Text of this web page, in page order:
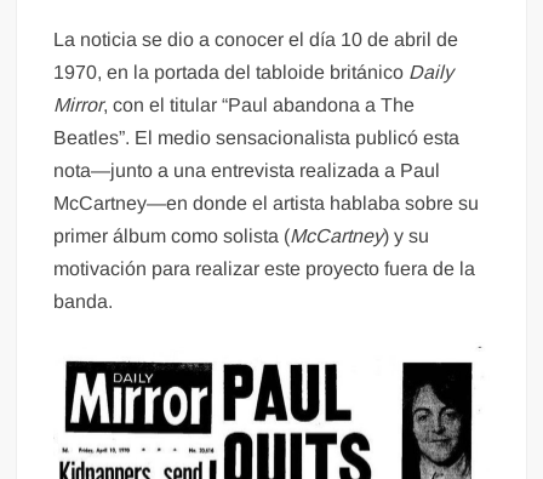
La noticia se dio a conocer el día 10 de abril de
1970, en la portada del tabloide británico Daily
Mirror, con el titular “Paul abandona a The
Beatles”. El medio sensacionalista publicó esta
nota—junto a una entrevista realizada a Paul
McCartney—en donde el artista hablaba sobre su
primer álbum como solista (McCartney) y su
motivación para realizar este proyecto fuera de la
banda.